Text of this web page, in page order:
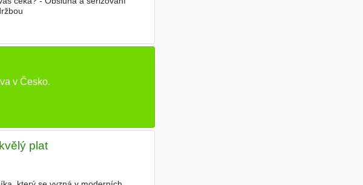
v Česko.
plat